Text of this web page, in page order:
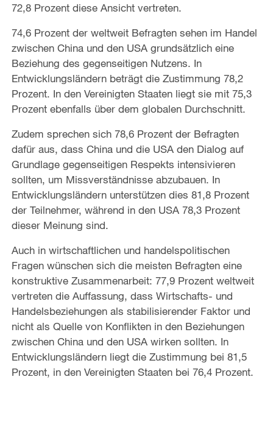
72,8 Prozent diese Ansicht vertreten.
74,6 Prozent der weltweit Befragten sehen im Handel
zwischen China und den USA grundsätzlich eine
Beziehung des gegenseitigen Nutzens. In
Entwicklungsländern beträgt die Zustimmung 78,2
Prozent. In den Vereinigten Staaten liegt sie mit 75,3
Prozent ebenfalls über dem globalen Durchschnitt.
Zudem sprechen sich 78,6 Prozent der Befragten
dafür aus, dass China und die USA den Dialog auf
Grundlage gegenseitigen Respekts intensivieren
sollten, um Missverständnisse abzubauen. In
Entwicklungsländern unterstützen dies 81,8 Prozent
der Teilnehmer, während in den USA 78,3 Prozent
dieser Meinung sind.
Auch in wirtschaftlichen und handelspolitischen
Fragen wünschen sich die meisten Befragten eine
konstruktive Zusammenarbeit: 77,9 Prozent weltweit
vertreten die Auffassung, dass Wirtschafts- und
Handelsbeziehungen als stabilisierender Faktor und
nicht als Quelle von Konflikten in den Beziehungen
zwischen China und den USA wirken sollten. In
Entwicklungsländern liegt die Zustimmung bei 81,5
Prozent, in den Vereinigten Staaten bei 76,4 Prozent.